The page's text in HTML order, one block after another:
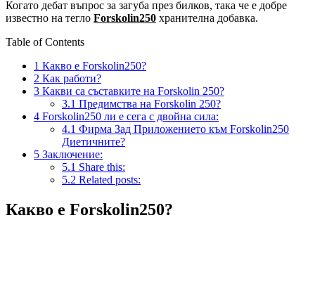
Когато дебат въпрос за загуба през билков, така че е добре
известно на тегло Forskolin250 хранителна добавка.
Table of Contents
1 Какво е Forskolin250?
2 Как работи?
3 Какви са съставките на Forskolin 250?
3.1 Предимства на Forskolin 250?
4 Forskolin250 ли е сега с двойна сила:
4.1 Фирма Зад Приложението към Forskolin250
Диетичните?
5 Заключение:
5.1 Share this:
5.2 Related posts:
Какво е Forskolin250?